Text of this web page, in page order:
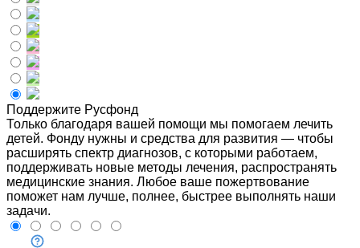
Поддержите Русфонд
Только благодаря вашей помощи мы помогаем лечить
детей. Фонду нужны и средства для развития — чтобы
расширять спектр диагнозов, с которыми работаем,
поддерживать новые методы лечения, распространять
медицинские знания. Любое ваше пожертвование
поможет нам лучше, полнее, быстрее выполнять наши
задачи.